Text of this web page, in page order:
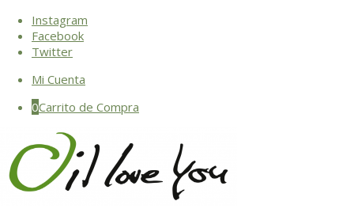
Instagram
Facebook
Twitter
Mi Cuenta
0Carrito de Compra